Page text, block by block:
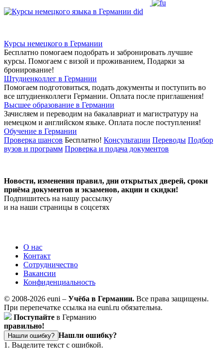
Курсы немецкого в Германии
Бесплатно помогаем подобрать и забронировать лучшие
курсы. Помогаем с визой и проживанием, Подарки за
бронирование!
Штудиенколлег в Германии
Помогаем подготовиться, подать документы и поступить во
все штудиенколлеги Германии. Оплата после приглашения!
Высшее образование в Германии
Зачисляем и переводим на бакалавриат и магистратуру на
немецком и английском языке. Оплата после поступления!
Обучение в Германии
Проверка шансов Бесплатно! Консультации Переводы Подбор
вузов и программ Проверка и подача документов
Новости, изменения правил, дни открытых дверей, сроки
приёма документов и экзаменов, акции и скидки!
Подпишитесь на нашу рассылку
и на наши страницы в соцсетях
О нас
Контакт
Сотрудничество
Вакансии
Конфиденциальность
© 2008-2026 euni – Учёба в Германии. Все права защищены.
При перепечатке ссылка на euni.ru обязательна.
Поступайте в Германию
правильно!
Нашли ошибку? Нашли ошибку?
1. Выделите текст с ошибкой.